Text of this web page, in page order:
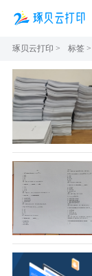
琢贝云打印 > 标签 >